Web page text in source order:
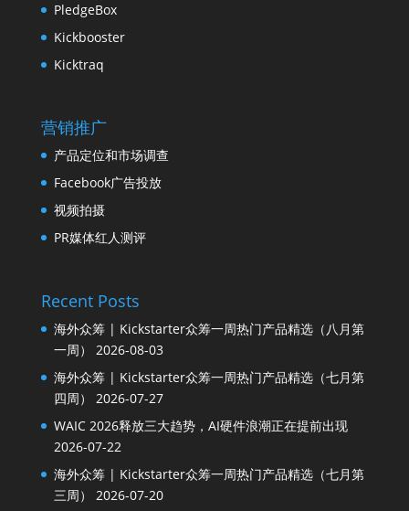
PledgeBox
Kickbooster
Kicktraq
营销推广
产品定位和市场调查
Facebook广告投放
视频拍摄
PR媒体红人测评
Recent Posts
海外众筹 | Kickstarter众筹一周热门产品精选（八月第
一周）
2026-08-03
海外众筹 | Kickstarter众筹一周热门产品精选（七月第
四周）
2026-07-27
WAIC 2026释放三大趋势，AI硬件浪潮正在提前出现
2026-07-22
海外众筹 | Kickstarter众筹一周热门产品精选（七月第
三周）
2026-07-20